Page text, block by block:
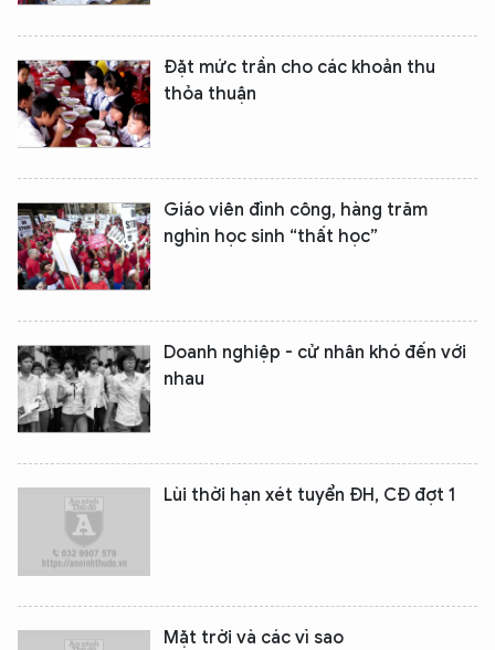
Đặt mức trần cho các khoản thu
thỏa thuận
Giáo viên đình công, hàng trăm
nghìn học sinh “thất học”
Doanh nghiệp - cử nhân khó đến với
nhau
Lùi thời hạn xét tuyển ĐH, CĐ đợt 1
Mặt trời và các vì sao